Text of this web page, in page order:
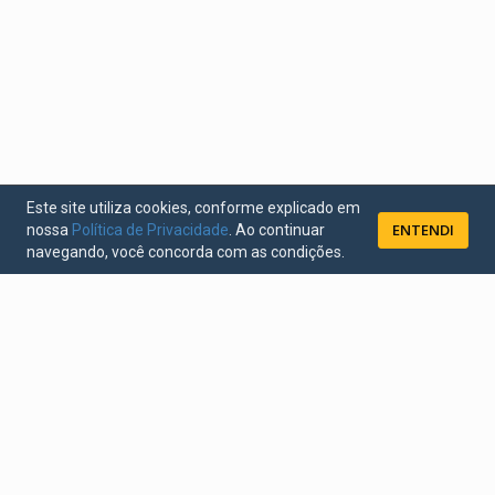
Este site utiliza cookies, conforme explicado em
nossa Política de Privacidade . Ao continuar
navegando, você concorda com as condições.
ENTENDI